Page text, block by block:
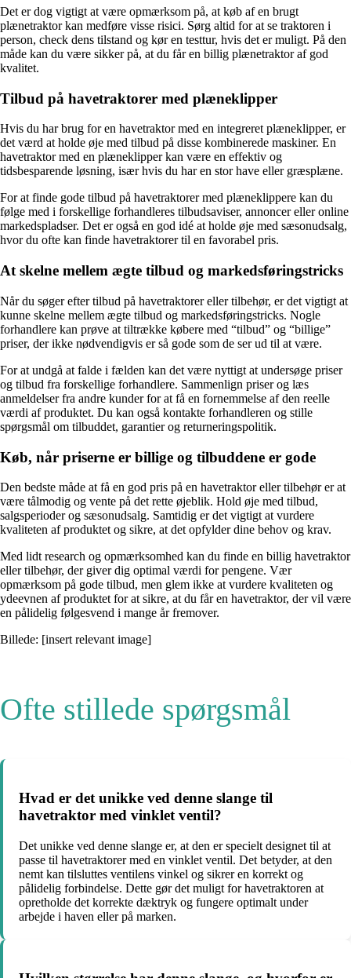
Det er dog vigtigt at være opmærksom på, at køb af en brugt
plænetraktor kan medføre visse risici. Sørg altid for at se traktoren i
person, check dens tilstand og kør en testtur, hvis det er muligt. På den
måde kan du være sikker på, at du får en billig plænetraktor af god
kvalitet.
Tilbud på havetraktorer med plæneklipper
Hvis du har brug for en havetraktor med en integreret plæneklipper, er
det værd at holde øje med tilbud på disse kombinerede maskiner. En
havetraktor med en plæneklipper kan være en effektiv og
tidsbesparende løsning, især hvis du har en stor have eller græsplæne.
For at finde gode tilbud på havetraktorer med plæneklippere kan du
følge med i forskellige forhandleres tilbudsaviser, annoncer eller online
markedspladser. Det er også en god idé at holde øje med sæsonudsalg,
hvor du ofte kan finde havetraktorer til en favorabel pris.
At skelne mellem ægte tilbud og markedsføringstricks
Når du søger efter tilbud på havetraktorer eller tilbehør, er det vigtigt at
kunne skelne mellem ægte tilbud og markedsføringstricks. Nogle
forhandlere kan prøve at tiltrække købere med “tilbud” og “billige”
priser, der ikke nødvendigvis er så gode som de ser ud til at være.
For at undgå at falde i fælden kan det være nyttigt at undersøge priser
og tilbud fra forskellige forhandlere. Sammenlign priser og læs
anmeldelser fra andre kunder for at få en fornemmelse af den reelle
værdi af produktet. Du kan også kontakte forhandleren og stille
spørgsmål om tilbuddet, garantier og returneringspolitik.
Køb, når priserne er billige og tilbuddene er gode
Den bedste måde at få en god pris på en havetraktor eller tilbehør er at
være tålmodig og vente på det rette øjeblik. Hold øje med tilbud,
salgsperioder og sæsonudsalg. Samtidig er det vigtigt at vurdere
kvaliteten af produktet og sikre, at det opfylder dine behov og krav.
Med lidt research og opmærksomhed kan du finde en billig havetraktor
eller tilbehør, der giver dig optimal værdi for pengene. Vær
opmærksom på gode tilbud, men glem ikke at vurdere kvaliteten og
ydeevnen af produktet for at sikre, at du får en havetraktor, der vil være
en pålidelig følgesvend i mange år fremover.
Billede: [insert relevant image]
Ofte stillede spørgsmål
Hvad er det unikke ved denne slange til
havetraktor med vinklet ventil?
Det unikke ved denne slange er, at den er specielt designet til at
passe til havetraktorer med en vinklet ventil. Det betyder, at den
nemt kan tilsluttes ventilens vinkel og sikrer en korrekt og
pålidelig forbindelse. Dette gør det muligt for havetraktoren at
opretholde det korrekte dæktryk og fungere optimalt under
arbejde i haven eller på marken.